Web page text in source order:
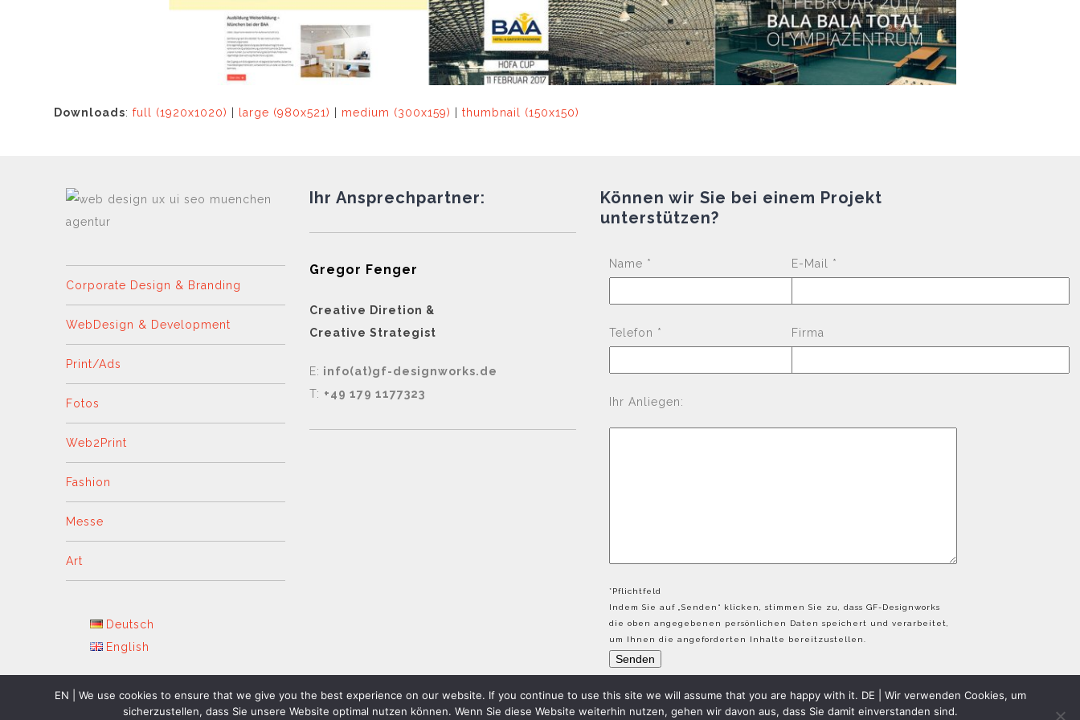
Downloads:full (1920x1020) large (980x521) medium (300x159) |thumbnail (150x150)
Corporate Design & Branding
WebDesign & Development
Print/Ads
Fotos
Web2Print
Fashion
Messe
Art
Deutsch
English
Ihr Ansprechpartner:
Gregor Fenger
Creative Diretion &
Creative Strategist
E: info(at)gf-designworks.de
T: +49 179 1177323
Können wir Sie bei einem Projekt
unterstützen?
Name * E-Mail *
Telefon * Firma
Ihr Anliegen:
*Pflichtfeld
Indem Sie auf „Senden“ klicken, stimmen Sie zu, dass GF-Designworks
die oben angegebenen persönlichen Daten speichert und verarbeitet,
um Ihnen die angeforderten Inhalte bereitzustellen.
EN | We use cookies to ensure that we give you the best experience on our website. If you continue to use this site we will assume that you are happy with it. DE | Wir verwenden Cookies, um
sicherzustellen, dass Sie unsere Website optimal nutzen können. Wenn Sie diese Website weiterhin nutzen, gehen wir davon aus, dass Sie damit einverstanden sind.